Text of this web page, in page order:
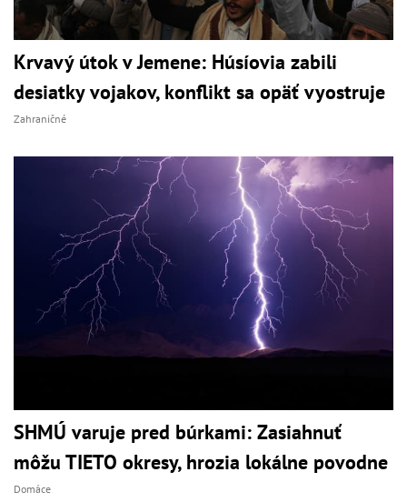
Krvavý útok v Jemene: Húsíovia zabili
desiatky vojakov, konflikt sa opäť vyostruje
Zahraničné
SHMÚ varuje pred búrkami: Zasiahnuť
môžu TIETO okresy, hrozia lokálne povodne
Domáce